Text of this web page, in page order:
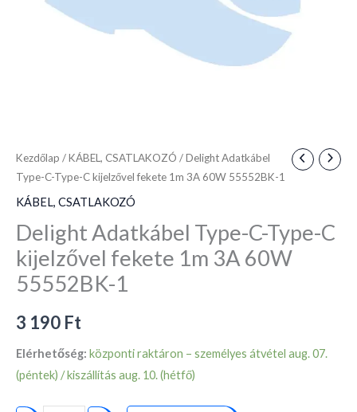
Kezdőlap /KÁBEL, CSATLAKOZÓ / Delight Adatkábel
Type-C-Type-C kijelzővel fekete 1m 3A 60W 55552BK-1
KÁBEL, CSATLAKOZÓ
Delight Adatkábel Type-C-Type-C
kijelzővel fekete 1m 3A 60W
55552BK-1
3 190 Ft
Elérhetőség: központi raktáron – személyes átvétel aug. 07.
(péntek) / kiszállítás aug. 10. (hétfő)
3A